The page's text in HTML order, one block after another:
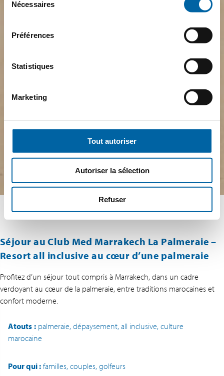
Nécessaires
Préférences
Statistiques
Marketing
Tout autoriser
Autoriser la sélection
Refuser
Séjour au Club Med Marrakech La Palmeraie –
Resort all inclusive au cœur d’une palmeraie
Profitez d’un séjour tout compris à Marrakech, dans un cadre
verdoyant au cœur de la palmeraie, entre traditions marocaines et
confort moderne.
Atouts : palmeraie, dépaysement, all inclusive, culture
marocaine
Pour qui : familles, couples, golfeurs